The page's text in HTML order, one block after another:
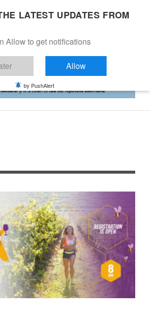
LATEST UPDATES FROM
Allow to get notifications
Allow
by PushAlert